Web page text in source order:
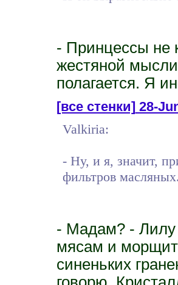
- Принцессы не
жестяной
полагается. Я
[все стенки]28-
Valkiria:
- Ну, и я, значит,
фильтров
- Мадам? - Лилу
мясам и
синеньких